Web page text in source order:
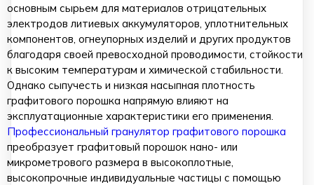
основным сырьем для материалов отрицательных
электродов литиевых аккумуляторов, уплотнительных
компонентов, огнеупорных изделий и других продуктов
благодаря своей превосходной проводимости, стойкости
к высоким температурам и химической стабильности.
Однако сыпучесть и низкая насыпная плотность
графитового порошка напрямую влияют на
эксплуатационные характеристики его применения.
Профессиональный гранулятор графитового порошка
преобразует графитовый порошок нано- или
микрометрового размера в высокоплотные,
высокопрочные индивидуальные частицы с помощью